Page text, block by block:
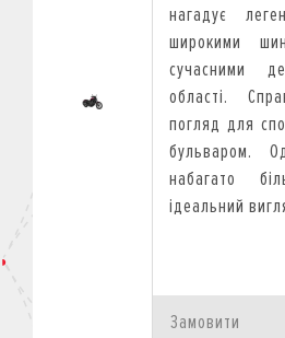
нагадує
широкими
сучасними
області.
погляд для
бульваром.
набагато
ідеальний
Замовити